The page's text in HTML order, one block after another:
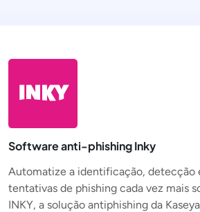
Software anti-phishing Inky
Automatize a identificação, detecção
tentativas de phishing cada vez mais
INKY, a solução antiphishing da